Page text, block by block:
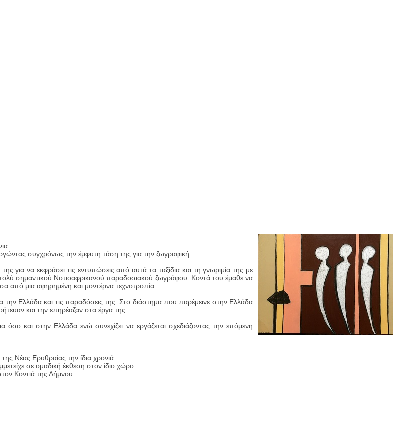
συγχρόνως την έμφυτη τάση της για την ζωγραφική.
για να εκφράσει τις εντυπώσεις από αυτά τα ταξίδια και τη γνωριμία της με
σημαντικού Νοτιοαφρικανού παραδοσιακού ζωγράφου. Κοντά του έμαθε να
από μια αφηρημένη και μοντέρνα τεχνοτροπία.
Ελλάδα και τις παραδόσεις της. Στο διάστημα που παρέμεινε στην Ελλάδα
και την επηρέαζαν στα έργα της.
και στην Ελλάδα ενώ συνεχίζει να εργάζεται σχεδιάζοντας την επόμενη
Νέας Ερυθραίας την ίδια χρονιά.
σε ομαδική έκθεση στον ίδιο χώρο.
Κοντιά της Λήμνου.